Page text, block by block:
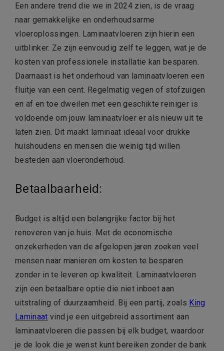
Een andere trend die we in 2024 zien, is de vraag
naar gemakkelijke en onderhoudsarme
vloeroplossingen. Laminaatvloeren zijn hierin een
uitblinker. Ze zijn eenvoudig zelf te leggen, wat je de
kosten van professionele installatie kan besparen.
Daarnaast is het onderhoud van laminaatvloeren een
fluitje van een cent. Regelmatig vegen of stofzuigen
en af en toe dweilen met een geschikte reiniger is
voldoende om jouw laminaatvloer er als nieuw uit te
laten zien. Dit maakt laminaat ideaal voor drukke
huishoudens en mensen die weinig tijd willen
besteden aan vloeronderhoud.
Betaalbaarheid:
Budget is altijd een belangrijke factor bij het
renoveren van je huis. Met de economische
onzekerheden van de afgelopen jaren zoeken veel
mensen naar manieren om kosten te besparen
zonder in te leveren op kwaliteit. Laminaatvloeren
zijn een betaalbare optie die niet inboet aan
uitstraling of duurzaamheid. Bij een partij, zoals King
Laminaat vind je een uitgebreid assortiment aan
laminaatvloeren die passen bij elk budget, waardoor
je de look die je wenst kunt bereiken zonder de bank